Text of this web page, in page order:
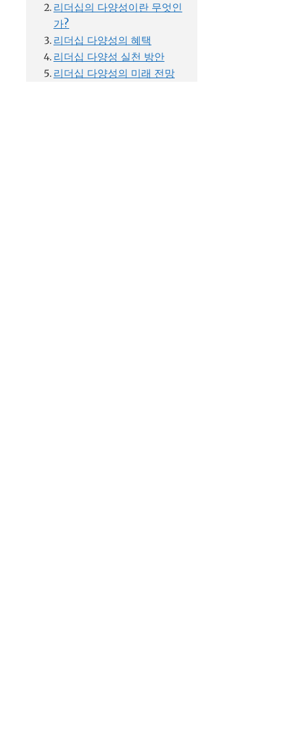
리더십의 다양성이란 무엇인
가?
리더십 다양성의 혜택
리더십 다양성 실천 방안
리더십 다양성의 미래 전망